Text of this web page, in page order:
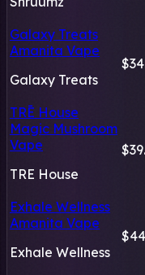
Galaxy Treats
Amanita Vape
Galaxy Treats
TRĒ House
Magic Mushroom
Vape
TRE House
Exhale Wellness
Amanita Vape
Exhale Wellness